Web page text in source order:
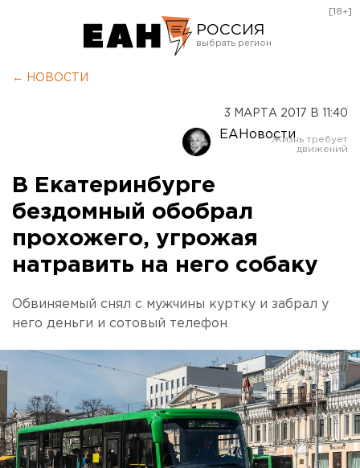
РОССИЯ
Оренбург
[18+]
← НОВОСТИ
3 МАРТА 2017 В 11:40
ЕАНовости
В Екатеринбурге
бездомный обобрал
прохожего, угрожая
натравить на него собаку
Обвиняемый снял с мужчины куртку и забрал у
него деньги и сотовый телефон